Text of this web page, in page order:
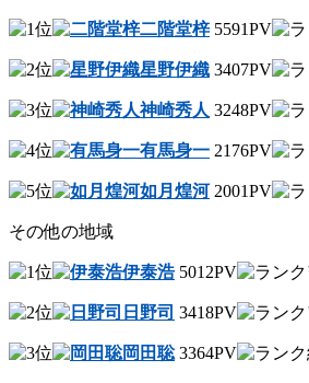
二階堂梓5591PV
星野伊織 3407PV
神崎秀人 3248PV
有馬身一 2176PV
如月煌河 2001PV
その他の地域
伊泰浩5012PV
日野司 3418PV
岡田聡3364PV